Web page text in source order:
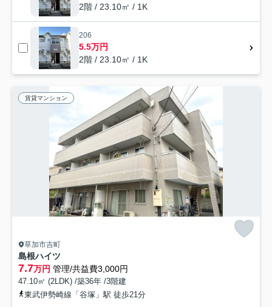
2階 / 23.10㎡ / 1K
206
5.5万円
2階 / 23.10㎡ / 1K
賃貸マンション
草加市吉町
島根ハイツ
7.7万円 管理/共益費3,000円
47.10㎡ (2LDK) /築36年 /3階建
東武伊勢崎線「谷塚」駅 徒歩21分